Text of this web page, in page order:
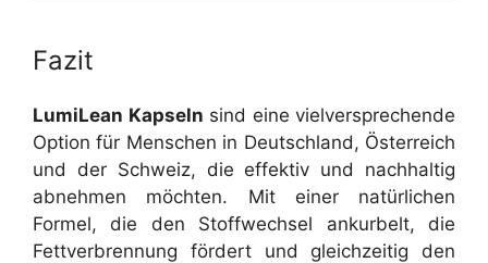
Fazit
LumiLean Kapseln sind eine vielversprechende
Option für Menschen in Deutschland, Österreich
und der Schweiz, die effektiv und nachhaltig
abnehmen möchten. Mit einer natürlichen
Formel, die den Stoffwechsel ankurbelt, die
Fettverbrennung fördert und gleichzeitig den